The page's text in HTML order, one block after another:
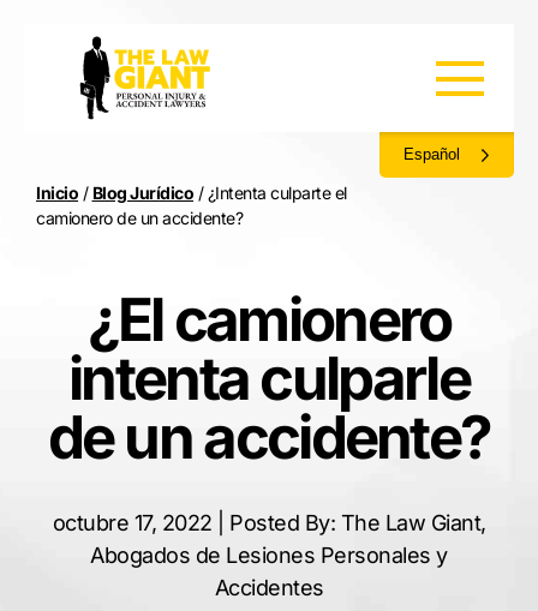
Español
Inicio / Blog Jurídico / ¿Intenta culparte el
camionero de un accidente?
¿El camionero
intenta culparle
de un accidente?
octubre 17, 2022 | Posted By: The Law Giant,
Abogados de Lesiones Personales y
Accidentes